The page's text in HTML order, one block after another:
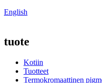
English
tuote
Kotiin
Tuotteet
Termokromaattinen